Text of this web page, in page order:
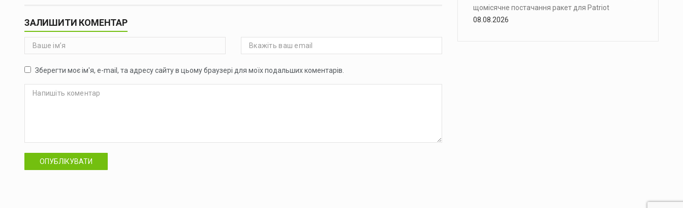
ЗАЛИШИТИ КОМЕНТАР
Зберегти моє ім'я, e-mail, та адресу сайту в цьому браузері для моїх подальших коментарів.
ОПУБЛІКУВАТИ
щомісячне постачання ракет для Patriot
08.08.2026